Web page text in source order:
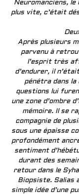
Neuromanciens, le
plus vite, c’était
Après plusieurs
parvenu à
l’esprit très
d’endurer, il
pénétra dans la
questions lui
une zone d’ombre
mémoire. Il se
compagnie de
sous une épaisse
profondément
sentiment
durant des
retour dans le
Biopsiste. Salias
simple idée d’une